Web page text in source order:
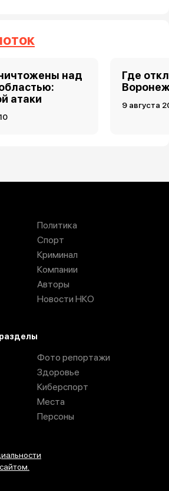
над
атаки
Где
9 августа
Политика
Спорт
Криминал
Компании
Авторы
Новости НКО
Фото репортажи
Здоровье
Киберспорт
Места
Персоны